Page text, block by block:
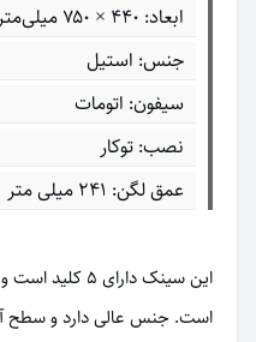
ابعاد: ۴۴۰ × ۷۵۰ میلی‌متر
جنس: استیل
سیفون: اتومات
نصب: توکار
عمق لگن: 241 میلی متر
این سینک
است. جنس عالی دارد و سطح